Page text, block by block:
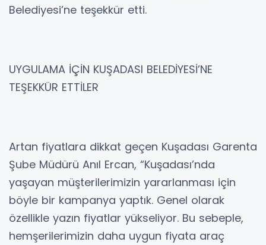
Belediyesi’ne teşekkür etti.
UYGULAMA İÇİN KUŞADASI BELEDİYESİ’NE
TEŞEKKÜR ETTİLER
Artan fiyatlara dikkat geçen Kuşadası Garenta
Şube Müdürü Anıl Ercan, “Kuşadası’nda
yaşayan müşterilerimizin yararlanması için
böyle bir kampanya yaptık. Genel olarak
özellikle yazın fiyatlar yükseliyor. Bu sebeple,
hemşerilerimizin daha uygun fiyata araç